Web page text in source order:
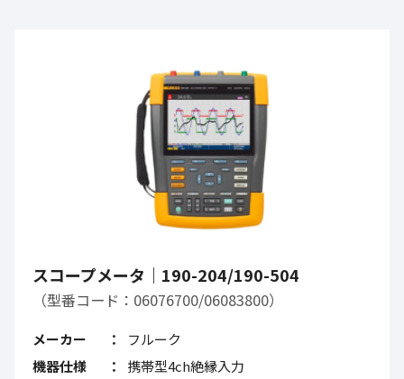
スコープメータ｜190-204/190-504
（型番コード：06076700/06083800）
メーカー
フルーク
機器仕様
携帯型4ch絶縁入力